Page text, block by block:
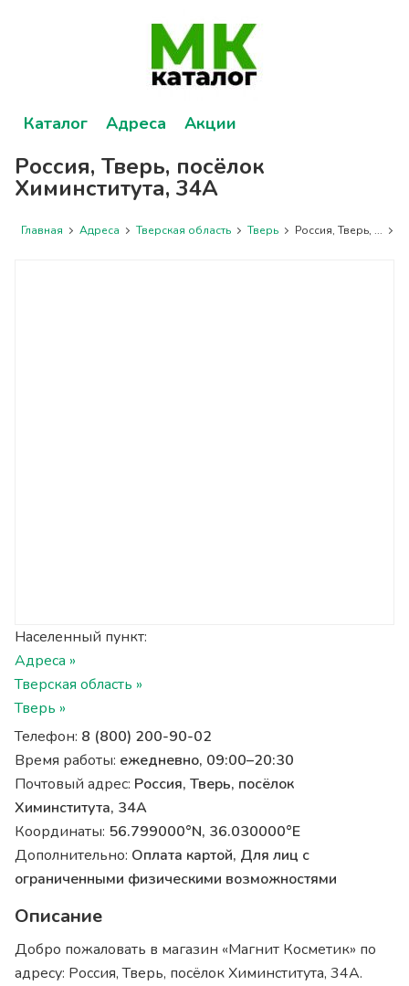
Каталог Адреса Акции
Россия, Тверь, посёлок
Химинститута, 34А
Главная Адреса Тверская область Тверь Россия, Тверь, ...
Населенный пункт:
Адреса »
Тверская область »
Тверь »
Телефон: 8 (800) 200-90-02
Время работы: ежедневно, 09:00–20:30
Почтовый адрес: Россия, Тверь, посёлок
Химинститута, 34А
Координаты: 56.799000°N, 36.030000°E
Дополнительно: Оплата картой, Для лиц с
ограниченными физическими возможностями
Описание
Добро пожаловать в магазин «Магнит Косметик» по
адресу: Россия, Тверь, посёлок Химинститута, 34А.